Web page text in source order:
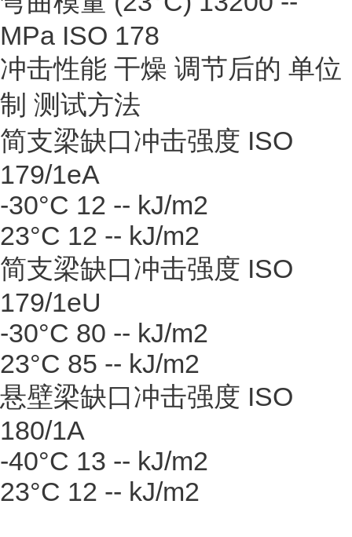
MPa ISO 178
冲击性能 干燥 调节后的 单位
制 测试方法
简支梁缺口冲击强度 ISO
179/1eA
-30°C 12 -- kJ/m2
23°C 12 -- kJ/m2
简支梁缺口冲击强度 ISO
179/1eU
-30°C 80 -- kJ/m2
23°C 85 -- kJ/m2
悬壁梁缺口冲击强度 ISO
180/1A
-40°C 13 -- kJ/m2
23°C 12 -- kJ/m2